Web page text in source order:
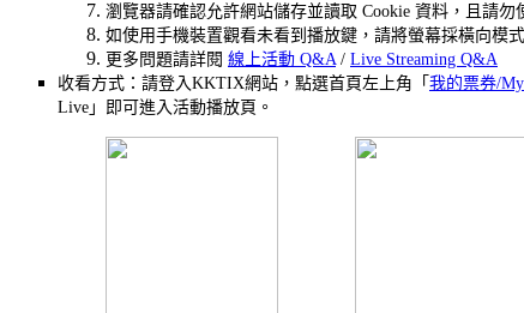
瀏覽器請確認允許網站儲存並讀取 Cookie 資料，且請勿
如使用手機裝置觀看未看到播放鍵，請將螢幕採橫向模
更多問題請詳閱 線上活動 Q&A / Live Streaming Q&A
收看方式：請登入KKTIX網站，點選首頁左上角「 我的票券/
Live」即可進入活動播放頁。